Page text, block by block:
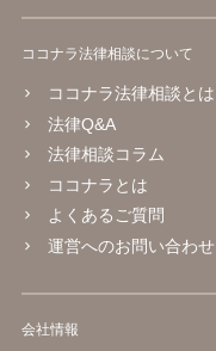
ココナラ法律相談について
ココナラ法律相談とは
法律Q&A
法律相談コラム
ココナラとは
よくあるご質問
運営へのお問い合わせ
会社情報